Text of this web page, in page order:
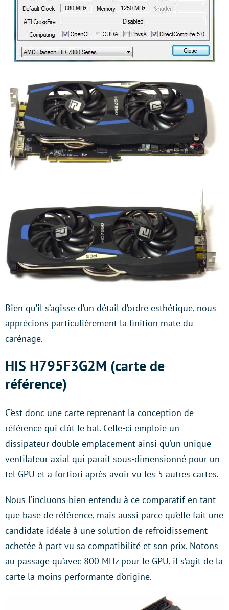
Bien qu’il s’agisse d’un détail d’ordre esthétique, nous
apprécions particulièrement la finition mate du
carénage.
HIS H795F3G2M (carte de
référence)
C’est donc une carte reprenant la conception de
référence qui clôt le bal. Celle-ci emploie un
dissipateur double emplacement ainsi qu’un unique
ventilateur axial qui parait sous-dimensionné pour un
tel GPU et a fortiori après avoir vu les 5 autres cartes.
Nous l’incluons bien entendu à ce comparatif en tant
que base de référence, mais aussi parce qu’elle fait une
candidate idéale à une solution de refroidissement
achetée à part vu sa compatibilité et son prix. Notons
au passage qu’avec 800 MHz pour le GPU, il s’agit de la
carte la moins performante d’origine.